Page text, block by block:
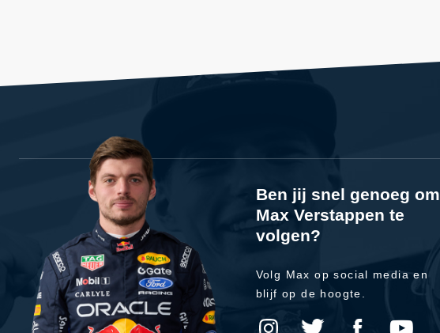
Ben jij snel genoeg om
Max Verstappen te
volgen?
Volg Max op social media en
blijf op de hoogte.